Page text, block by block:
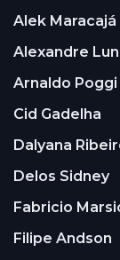
Alek Maracajá
Alexandre
Arnaldo Poggi
Cid Gadelha
Dalyana
Delos Sidney
Fabricio
Filipe Andson